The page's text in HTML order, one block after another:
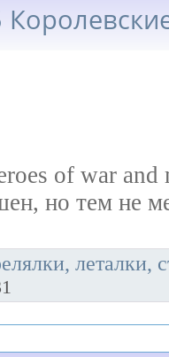
of war
но тем не
леталки,